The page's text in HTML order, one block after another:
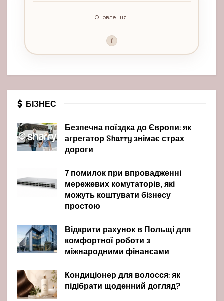
Оновлення...
i
БІЗНЕС
Безпечна поїздка до Європи: як
агрегатор Sharry знімає страх
дороги
7 помилок при впровадженні
мережевих комутаторів, які
можуть коштувати бізнесу
простою
Відкрити рахунок в Польщі для
комфортної роботи з
міжнародними фінансами
Кондиціонер для волосся: як
підібрати щоденний догляд?